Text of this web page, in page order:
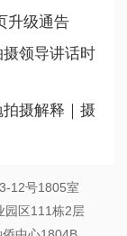
升级通告
领导讲话时
拍摄解释｜摄
12号1805室
园区111栋2层